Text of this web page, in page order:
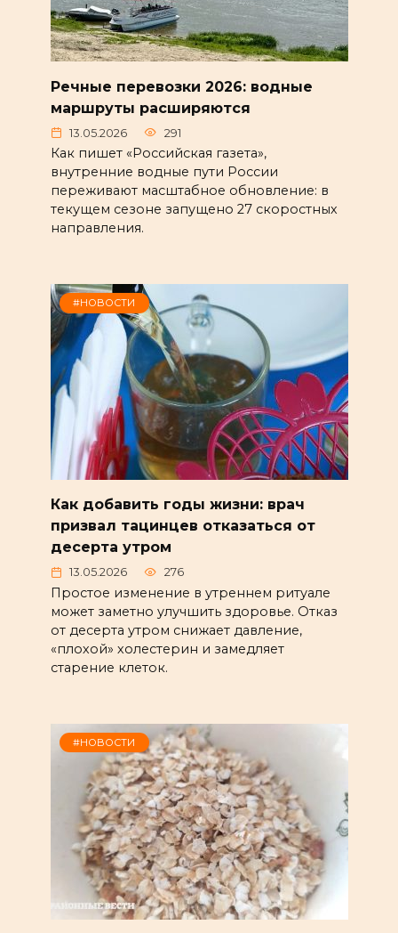
Речные перевозки 2026: водные
маршруты расширяются
13.05.2026 291
Как пишет «Российская газета»,
внутренние водные пути России
переживают масштабное обновление: в
текущем сезоне запущено 27 скоростных
направления.
#НОВОСТИ
Как добавить годы жизни: врач
призвал тацинцев отказаться от
десерта утром
13.05.2026 276
Простое изменение в утреннем ритуале
может заметно улучшить здоровье. Отказ
от десерта утром снижает давление,
«плохой» холестерин и замедляет
старение клеток.
#НОВОСТИ